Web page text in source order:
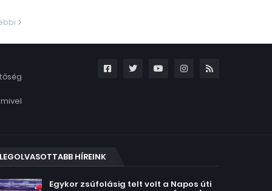
LEGOLVASOTTABB HÍREINK
Egykor zsúfolásig telt volt a Napos úti